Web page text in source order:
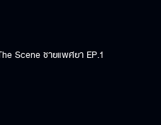
Scene ชายแพศยา EP.1